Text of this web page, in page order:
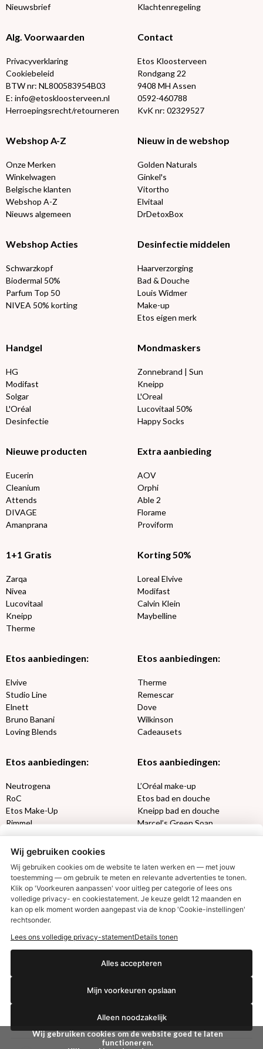
Nieuwsbrief
Klachtenregeling
Alg. Voorwaarden
Privacyverklaring
Cookiebeleid
BTW nr: NL800583954B03
E: info@etoskloosterveen.nl
Herroepingsrecht/retourneren
Contact
Etos Kloosterveen
Rondgang 22
9408 MH Assen
0592-460788
KvK nr: 02329527
Webshop A-Z
Onze Merken
Winkelwagen
Belgische klanten
Webshop A-Z
Nieuws algemeen
Nieuw in de webshop
Golden Naturals
Ginkel's
Vitortho
Elvitaal
DrDetoxBox
Webshop Acties
Schwarzkopf
Biodermal 50%
Parfum Top 50
NIVEA 50% korting
Desinfectie middelen
Haarverzorging
Bad & Douche
Louis Widmer
Make-up
Etos eigen merk
Handgel
HG
Modifast
Solgar
L'Oréal
Desinfectie
Mondmaskers
Zonnebrand | Sun
Kneipp
L'Oreal
Lucovitaal 50%
Happy Socks
Nieuwe producten
Eucerin
Cleanium
Attends
DIVAGE
Amanprana
Extra aanbieding
AOV
Orphi
Able 2
Florame
Proviform
1+1 Gratis
Zarqa
Nivea
Lucovitaal
Kneipp
Therme
Korting 50%
Loreal Elvive
Modifast
Calvin Klein
Maybelline
Etos aanbiedingen:
Elvive
Studio Line
Elnett
Bruno Banani
Loving Blends
Etos aanbiedingen:
Therme
Remescar
Dove
Wilkinson
Cadeausets
Etos aanbiedingen:
Neutrogena
RoC
Etos Make-Up
Rimmel
Max Factor
Etos aanbiedingen:
L’Oréal make-up
Etos bad en douche
Kneipp bad en douche
Marcel’s Green Soap
Oral-B
Etos aanbiedingen:
Aussie
Gillette
Gezichtsverzorging
Syoss
DETOXEN
Always
Libresse
Gliss Kur
Etos billendoekjes
VISION SUN
Zwitsal SUNWij gebruiken cookies om de website goed te laten
functioneren.
Wij gebruiken cookies
Wij gebruiken cookies om de website te laten werken en — met jouw
toestemming — om gebruik te meten en relevante advertenties te tonen.
Klik op 'Voorkeuren aanpassen' voor uitleg per categorie of lees ons
volledige privacy- en cookiestatement. Je keuze geldt 12 maanden en
kan op elk moment worden aangepast via de knop 'Cookie-instellingen'
rechtsonder.
Lees ons volledige privacy-statementDetails tonen
Alles accepteren
Mijn voorkeuren opslaan
Alleen noodzakelijk
€2,50 korting?
Ja, ik wil korting